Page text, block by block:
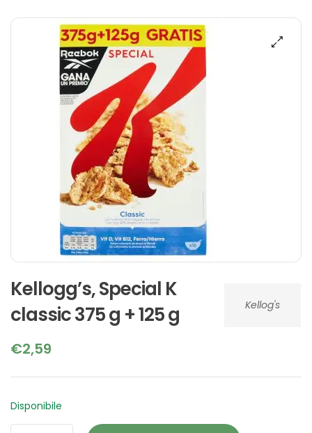
Kellog's
Kellogg’s, Special K
classic 375 g + 125 g
€2,59
Disponibile